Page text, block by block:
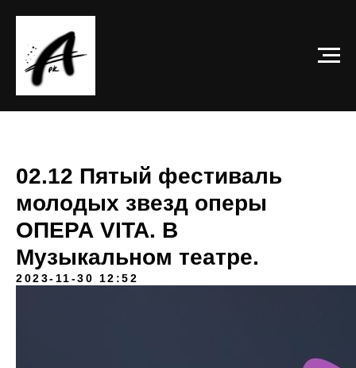
02.12 Пятый фестиваль
молодых звезд оперы
ОПЕРА VITA. В
Музыкальном театре.
2023-11-30 12:52